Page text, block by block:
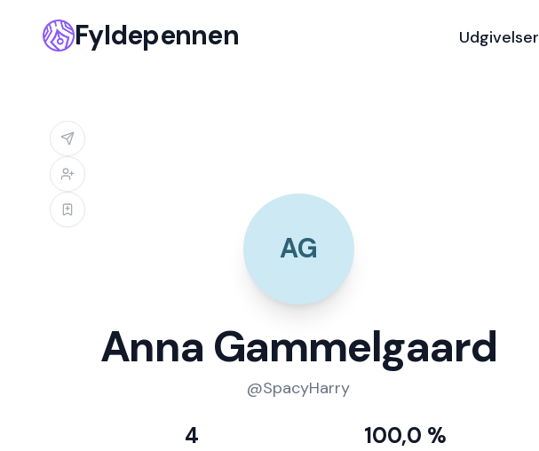
Fyldepennen Udgivelser
AG
Anna Gammelgaard
@SpacyHarry
4 100,0 %